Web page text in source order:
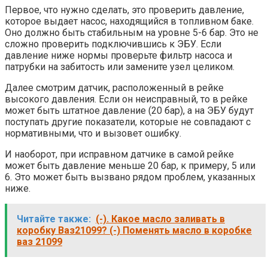
Первое, что нужно сделать, это проверить давление,
которое выдает насос, находящийся в топливном баке.
Оно должно быть стабильным на уровне 5-6 бар. Это не
сложно проверить подключившись к ЭБУ. Если
давление ниже нормы проверьте фильтр насоса и
патрубки на забитость или замените узел целиком.
Далее смотрим датчик, расположенный в рейке
высокого давления. Если он неисправный, то в рейке
может быть штатное давление (20 бар), а на ЭБУ будут
поступать другие показатели, которые не совпадают с
нормативными, что и вызовет ошибку.
И наоборот, при исправном датчике в самой рейке
может быть давление меньше 20 бар, к примеру, 5 или
6. Это может быть вызвано рядом проблем, указанных
ниже.
Читайте также: (-). Какое масло заливать в
коробку Ваз21099? (-) Поменять масло в коробке
ваз 21099